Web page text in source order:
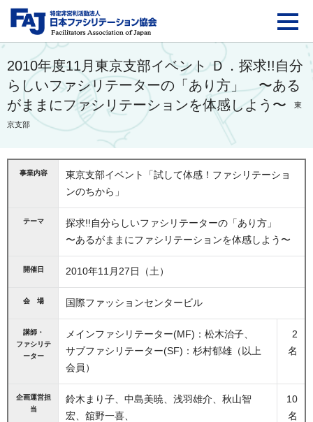
FAJ：特定非営利活動
2010年度11月東京支部イベント Ｄ．探求!!自分
らしいファシリテーターの「あり方」 〜ある
がままにファシリテーションを体感しよう〜
東
京支部
事業内容
東京支部イベント「試して体感！ファシリテーショ
ンのちから」
テーマ
探求!!自分らしいファシリテーターの「あり方」
〜あるがままにファシリテーションを体感しよう〜
開催日 2010年11月27日（土）
会 場 国際ファッションセンタービル
講師・
ファシリテ
ーター
メインファシリテーター(MF)：松木治子、
サブファシリテーター(SF)：杉村郁雄（以上
会員）
2
名
企画運営担
当
鈴木まり子、中島美暁、浅羽雄介、秋山智
宏、舘野一喜、
10
名